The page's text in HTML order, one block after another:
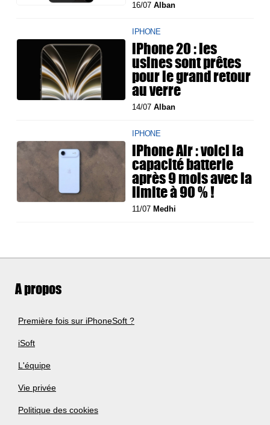
16/07Alban
IPHONE
iPhone 20 : les
usines sont prêtes
pour le grand retour
au verre
14/07Alban
IPHONE
iPhone Air : voici la
capacité batterie
après 9 mois avec la
limite à 90 % !
11/07 Medhi
A propos
Première fois sur iPhoneSoft ?
iSoft
L'équipe
Vie privée
Politique des cookies